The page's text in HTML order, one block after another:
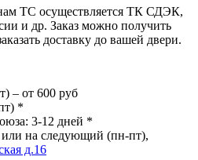
ТС осуществляется ТК СДЭК,
и др. Заказ можно получить
доставку до вашей двери.
– от 600 руб
*
3-12 дней *
или на следующий (пн-пт),
д.16